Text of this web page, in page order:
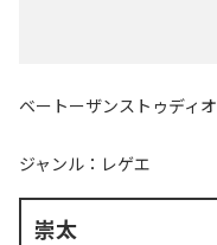
ベートーザンストゥディオ
ジャンル： レゲエ
崇太